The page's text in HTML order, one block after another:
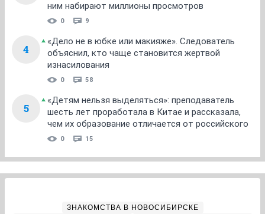
ним набирают миллионы просмотров
0 9
4
«Дело не в юбке или макияже». Следователь
объяснил, кто чаще становится жертвой
изнасилования
0 58
5
«Детям нельзя выделяться»: преподаватель
шесть лет проработала в Китае и рассказала,
чем их образование отличается от российского
0 15
ЗНАКОМСТВА В НОВОСИБИРСКЕ